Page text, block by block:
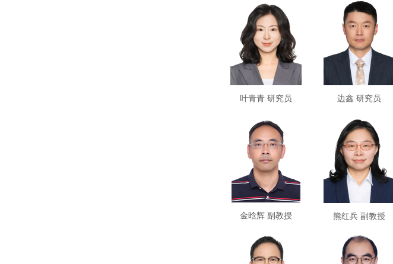
叶青青 研究员 边鑫 研究员
金晗辉 副教授 熊红兵 副教授